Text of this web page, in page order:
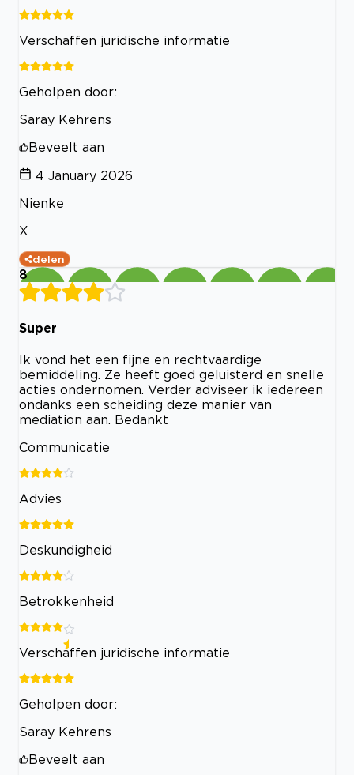
Verschaffen juridische informatie
Geholpen door:
Saray Kehrens
Beveelt aan
4 January 2026
Nienke
X
delen
8
Super
Ik vond het een fijne en rechtvaardige
bemiddeling. Ze heeft goed geluisterd en snelle
acties ondernomen. Verder adviseer ik iedereen
ondanks een scheiding deze manier van
mediation aan. Bedankt
Communicatie
Advies
Deskundigheid
Betrokkenheid
Verschaffen juridische informatie
Geholpen door:
Saray Kehrens
Beveelt aan